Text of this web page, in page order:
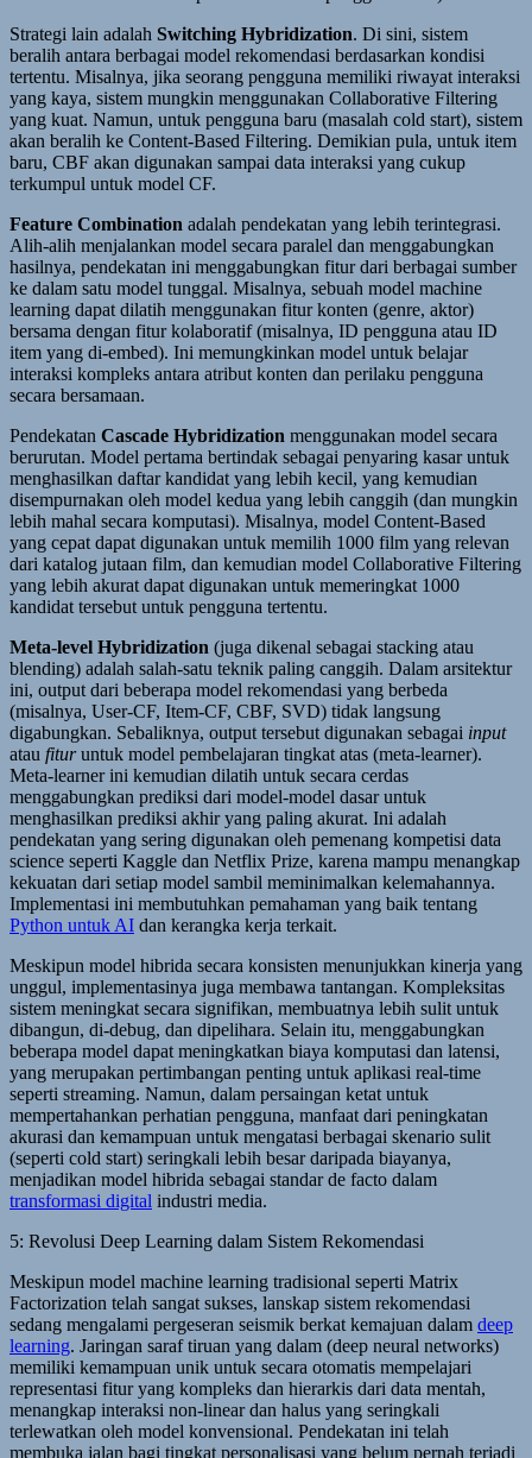
Strategi lain adalah Switching Hybridization. Di sini, sistem
beralih antara berbagai model rekomendasi berdasarkan kondisi
tertentu. Misalnya, jika seorang pengguna memiliki riwayat interaksi
yang kaya, sistem mungkin menggunakan Collaborative Filtering
yang kuat. Namun, untuk pengguna baru (masalah cold start), sistem
akan beralih ke Content-Based Filtering. Demikian pula, untuk item
baru, CBF akan digunakan sampai data interaksi yang cukup
terkumpul untuk model CF.
Feature Combination adalah pendekatan yang lebih terintegrasi.
Alih-alih menjalankan model secara paralel dan menggabungkan
hasilnya, pendekatan ini menggabungkan fitur dari berbagai sumber
ke dalam satu model tunggal. Misalnya, sebuah model machine
learning dapat dilatih menggunakan fitur konten (genre, aktor)
bersama dengan fitur kolaboratif (misalnya, ID pengguna atau ID
item yang di-embed). Ini memungkinkan model untuk belajar
interaksi kompleks antara atribut konten dan perilaku pengguna
secara bersamaan.
Pendekatan Cascade Hybridization menggunakan model secara
berurutan. Model pertama bertindak sebagai penyaring kasar untuk
menghasilkan daftar kandidat yang lebih kecil, yang kemudian
disempurnakan oleh model kedua yang lebih canggih (dan mungkin
lebih mahal secara komputasi). Misalnya, model Content-Based
yang cepat dapat digunakan untuk memilih 1000 film yang relevan
dari katalog jutaan film, dan kemudian model Collaborative Filtering
yang lebih akurat dapat digunakan untuk memeringkat 1000
kandidat tersebut untuk pengguna tertentu.
Meta-level Hybridization (juga dikenal sebagai stacking atau
blending) adalah salah-satu teknik paling canggih. Dalam arsitektur
ini, output dari beberapa model rekomendasi yang berbeda
(misalnya, User-CF, Item-CF, CBF, SVD) tidak langsung
digabungkan. Sebaliknya, output tersebut digunakan sebagai input
atau fituruntuk model pembelajaran tingkat atas (meta-learner).
Meta-learner ini kemudian dilatih untuk secara cerdas
menggabungkan prediksi dari model-model dasar untuk
menghasilkan prediksi akhir yang paling akurat. Ini adalah
pendekatan yang sering digunakan oleh pemenang kompetisi data
science seperti Kaggle dan Netflix Prize, karena mampu menangkap
kekuatan dari setiap model sambil meminimalkan kelemahannya.
Implementasi ini membutuhkan pemahaman yang baik tentang
Python untuk AI dan kerangka kerja terkait.
Meskipun model hibrida secara konsisten menunjukkan kinerja yang
unggul, implementasinya juga membawa tantangan. Kompleksitas
sistem meningkat secara signifikan, membuatnya lebih sulit untuk
dibangun, di-debug, dan dipelihara. Selain itu, menggabungkan
beberapa model dapat meningkatkan biaya komputasi dan latensi,
yang merupakan pertimbangan penting untuk aplikasi real-time
seperti streaming. Namun, dalam persaingan ketat untuk
mempertahankan perhatian pengguna, manfaat dari peningkatan
akurasi dan kemampuan untuk mengatasi berbagai skenario sulit
(seperti cold start) seringkali lebih besar daripada biayanya,
menjadikan model hibrida sebagai standar de facto dalam
transformasi digital industri media.
5: Revolusi Deep Learning dalam Sistem Rekomendasi
Meskipun model machine learning tradisional seperti Matrix
Factorization telah sangat sukses, lanskap sistem rekomendasi
sedang mengalami pergeseran seismik berkat kemajuan dalam deep
learning. Jaringan saraf tiruan yang dalam (deep neural networks)
memiliki kemampuan unik untuk secara otomatis mempelajari
representasi fitur yang kompleks dan hierarkis dari data mentah,
menangkap interaksi non-linear dan halus yang seringkali
terlewatkan oleh model konvensional. Pendekatan ini telah
membuka jalan bagi tingkat personalisasi yang belum pernah terjadi